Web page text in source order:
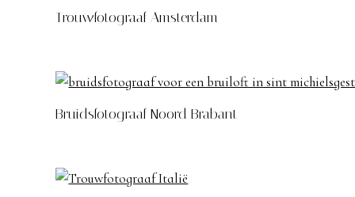
Trouwfotograaf Amsterdam
Bruidsfotograaf Noord Brabant